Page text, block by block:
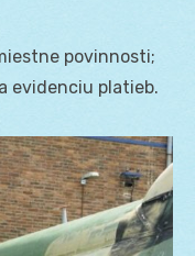
povinnosti;
evidenciu platieb.